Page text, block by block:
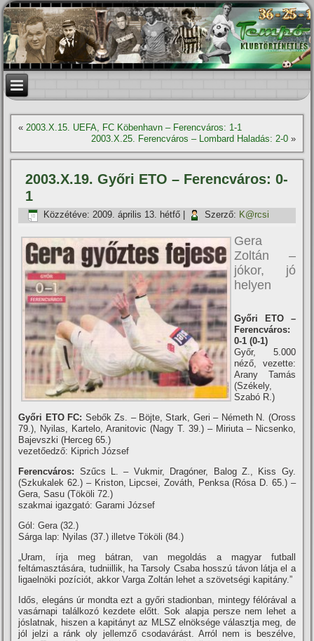
«2003.X.15. UEFA, FC Köbenhavn – Ferencváros: 1-1
2003.X.25. Ferencváros – Lombard Haladás: 2-0»
2003.X.19. Győri ETO – Ferencváros: 0-
1
Közzétéve: 2009. április 13. hétfő Szerző: K@rcsi
Gera
Zoltán –
jókor, jó
helyen
Győri ETO –
Ferencváros:
0-1 (0-1)
Győr, 5.000
néző, vezette:
Arany Tamás
(Székely,
Szabó R.)
Győri ETO FC: Sebők Zs. – Böjte, Stark, Geri – Németh N. (Oross
79.), Nyilas, Kartelo, Aranitovic (Nagy T. 39.) – Miriuta – Nicsenko,
Bajevszki (Herceg 65.)
vezetőedző: Kiprich József
Ferencváros: Szűcs L. – Vukmir, Dragóner, Balog Z., Kiss Gy.
(Szkukalek 62.) – Kriston, Lipcsei, Zováth, Penksa (Rósa D. 65.) –
Gera, Sasu (Tököli 72.)
szakmai igazgató: Garami József
Gól: Gera (32.)
Sárga lap: Nyilas (37.) illetve Tököli (84.)
„Uram, í­rja meg bátran, van megoldás a magyar futball
feltámasztására, tudniillik, ha Tarsoly Csaba hosszú távon látja el a
ligaelnöki pozí­ciót, akkor Varga Zoltán lehet a szövetségi kapitány.”
Idős, elegáns úr mondta ezt a győri stadionban, mintegy félórával a
vasárnapi találkozó kezdete előtt. Sok alapja persze nem lehet a
jóslatnak, hiszen a kapitányt az MLSZ elnöksége választja meg, de
jól jelzi a ránk oly jellemző csodavárást. Arról nem is beszélve,